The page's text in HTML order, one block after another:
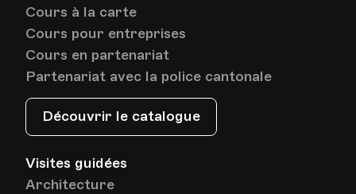
Cours à la carte
Cours pour entreprises
Cours en partenariat
Partenariat avec la police cantonale
Découvrir le catalogue
Visites guidées
Architecture